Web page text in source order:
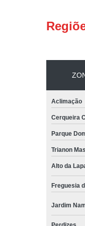
Aclimação
Cerqueira
Parque
Trianon
Alto da
Freguesia
Jardim